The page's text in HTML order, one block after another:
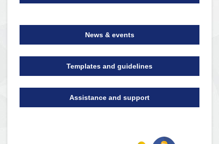
News & events
Templates and guidelines
Assistance and support